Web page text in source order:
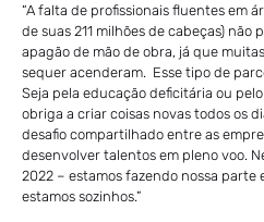
“A falta de profissionais fluentes em
de suas 211 milhões de cabeças) não
apagão de mão de obra, já que
sequer acenderam. Esse tipo de
Seja pela educação deficitária ou
obriga a criar coisas novas todos os
desafio compartilhado entre as
desenvolver talentos em pleno voo.
2022 – estamos fazendo nossa parte
estamos sozinhos.”